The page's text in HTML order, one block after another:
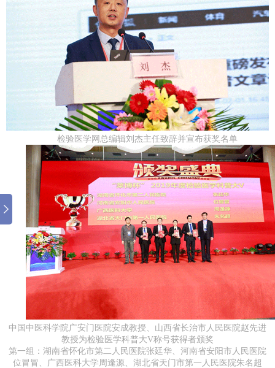
检验医学网总编辑刘杰主任致辞并宣布获奖名单
中国中医科学院广安门医院安成教授、山西省长治市人民医院赵先进
教授为检验医学科普大V称号获得者颁奖
第一组：湖南省怀化市第二人民医院张廷华、河南省安阳市人民医院
位冒冒、广西医科大学周逢源、湖北省天门市第一人民医院朱名超